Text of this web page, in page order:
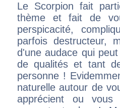
Le Scorpion fait
thème et fait de
perspicacité,
parfois destructeur,
d'une audace qui
de qualités et tant
personne !
naturelle autour de
apprécient ou